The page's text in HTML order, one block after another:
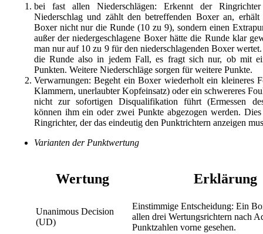
bei fast allen Niederschlägen: Erkennt der
Niederschlag und zählt den betreffenden Boxer an, erhält
Boxer nicht nur die Runde (10 zu 9), sondern einen
außer der niedergeschlagene Boxer hätte die Runde klar
man nur auf 10 zu 9 für den niederschlagenden Boxer
die Runde also in jedem Fall, es fragt sich nur, ob mit
Punkten. Weitere Niederschläge sorgen für weitere Punkte.
Verwarnungen: Begeht ein Boxer wiederholt ein kleineres
Klammern, unerlaubter Kopfeinsatz) oder ein schwereres
nicht zur sofortigen Disqualifikation führt (Ermessen
können ihm ein oder zwei Punkte abgezogen werden. Dies
Ringrichter, der das eindeutig den Punktrichtern anzeigen
Varianten der Punktwertung
Wertung Erklärung
Unanimous Decision
(UD)
Einstimmige Entscheidung: Ein
allen drei Wertungsrichtern nach
Punktzahlen vorne gesehen.